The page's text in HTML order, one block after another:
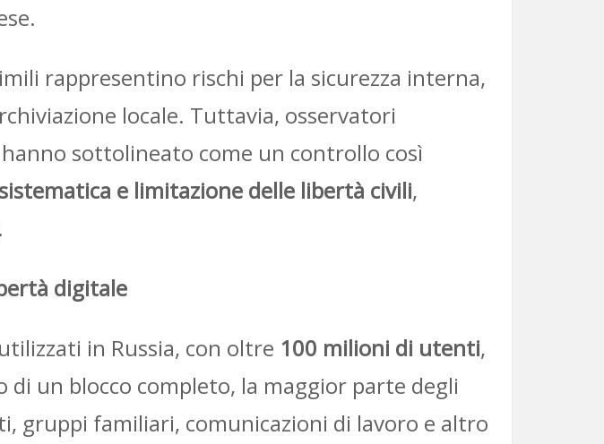
rappresentino rischi per la sicurezza interna,
locale. Tuttavia, osservatori
sottolineato come un controllo così
e limitazione delle libertà civili,
digitale
in Russia, con oltre 100 milioni di utenti,
di un blocco completo, la maggior parte degli
gruppi familiari, comunicazioni di lavoro e altro